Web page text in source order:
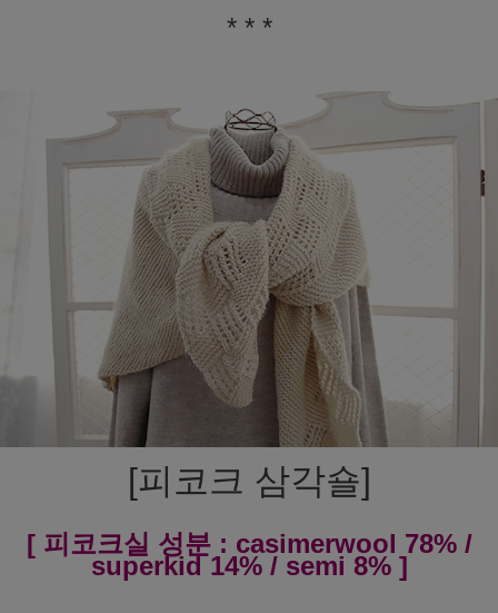
* * *
[피코크 삼각숄]
[ 피코크실 성분 : casimerwool 78% /
superkid 14% / semi 8% ]